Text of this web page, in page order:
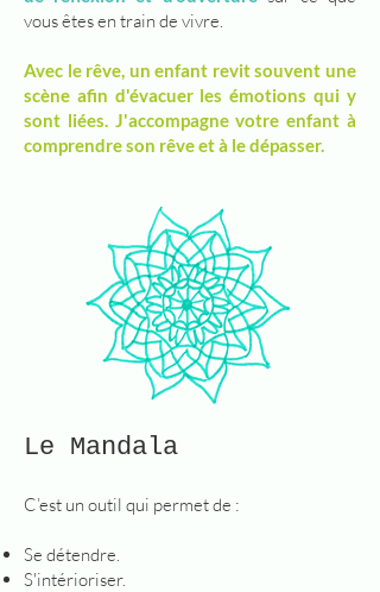
vous êtes en train de vivre.
Avec le rêve, un enfant revit souvent une
scène afin d'évacuer les émotions qui y
sont liées. J'accompagne votre enfant à
comprendre son rêve et à le dépasser.
Le Mandala
C’est un outil qui permetde :
Se détendre.
S'intérioriser.